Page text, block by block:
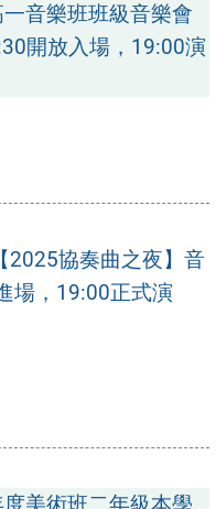
音樂班班級音樂會
開放入場，19:00演
2025協奏曲之夜】音
場，19:00正式演